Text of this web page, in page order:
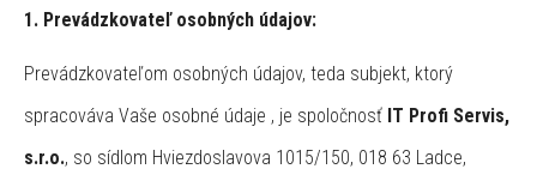
1. Prevádzkovateľ osobných údajov:
Prevádzkovateľom osobných údajov, teda subjekt, ktorý
spracováva Vaše osobné údaje , je spoločnosť IT Profi Servis,
s.r.o., so sídlom Hviezdoslavova 1015/150, 018 63 Ladce,